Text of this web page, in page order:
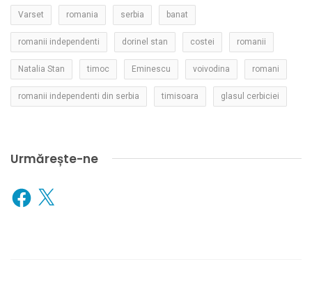
Varset romania serbia banat
romanii independenti dorinel stan costei romanii
Natalia Stan timoc Eminescu voivodina romani
romanii independenti din serbia timisoara glasul cerbiciei
Urmărește-ne
Facebook
X